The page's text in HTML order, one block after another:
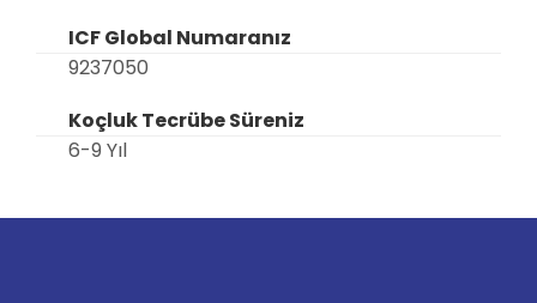
ICF Global Numaranız
9237050
Koçluk Tecrübe Süreniz
6-9 Yıl